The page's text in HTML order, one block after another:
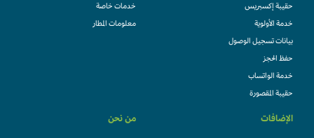
حقيبة إكسبريس
خدمة الأولوية
بيانات تسجيل الوصول
حفظ الحجز
خدمة الواتساب
حقيبة المقصورة
خدمات خاصة
معلومات المطار
الإضافات من نحن